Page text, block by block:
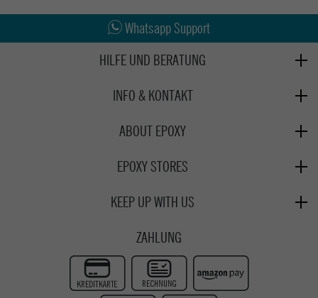
Whatsapp Support
HILFE UND BERATUNG
Retoure
Click & Collect
INFO & KONTAKT
Samstag: 10:00 - 17:00
Whatsapp
Kontaktformular
ABOUT EPOXY
Verleih
Zur Echtheit der Bewertungen
EPOXY STORES
KEEP UP WITH US
Instagram
Youtube
ZAHLUNG